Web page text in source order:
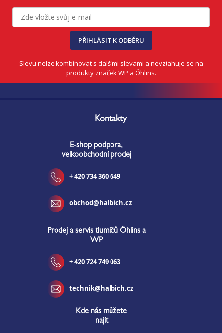
PŘIHLÁSIT K ODBĚRU
Slevu nelze kombinovat s dalšími slevami a nevztahuje se na
produkty značek WP a Öhlins.
Kontakty
E-shop podpora,
velkoobchodní prodej
+ 420 734 360 649
obchod@halbich.cz
Prodej a servis tlumičů Öhlins a
WP
+ 420 724 749 063
technik@halbich.cz
Kde nás můžete
najít